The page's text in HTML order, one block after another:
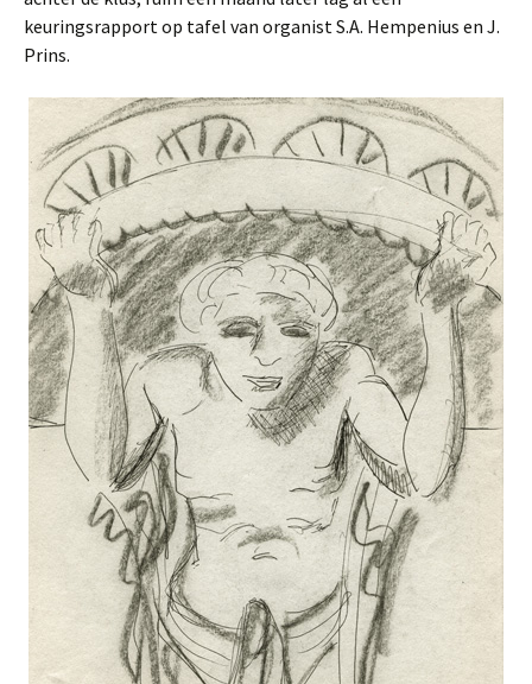
keuringsrapport op tafel van organist S.A. Hempenius en J.
Prins.